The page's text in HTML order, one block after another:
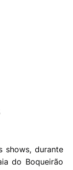
shows, durante
do Boqueirão